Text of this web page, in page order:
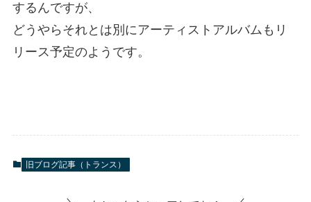
するんですが、
どうやらそれとは別にアーティストアルバムもリ
リース予定のようです。
旧ブログ記事（トランス）